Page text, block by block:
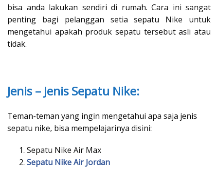
bisa anda lakukan sendiri di rumah. Cara ini sangat
penting bagi pelanggan setia sepatu Nike untuk
mengetahui apakah produk sepatu tersebut asli atau
tidak.
Jenis – Jenis Sepatu Nike:
Teman-teman yang ingin mengetahui apa saja jenis
sepatu nike, bisa mempelajarinya disini:
Sepatu Nike Air Max
Sepatu Nike Air Jordan